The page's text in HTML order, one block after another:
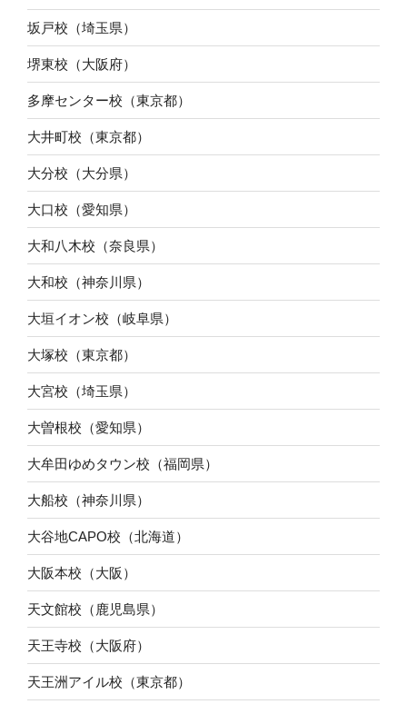
坂戸校（埼玉県）
堺東校（大阪府）
多摩センター校（東京都）
大井町校（東京都）
大分校（大分県）
大口校（愛知県）
大和八木校（奈良県）
大和校（神奈川県）
大垣イオン校（岐阜県）
大塚校（東京都）
大宮校（埼玉県）
大曽根校（愛知県）
大牟田ゆめタウン校（福岡県）
大船校（神奈川県）
大谷地CAPO校（北海道）
大阪本校（大阪）
天文館校（鹿児島県）
天王寺校（大阪府）
天王洲アイル校（東京都）